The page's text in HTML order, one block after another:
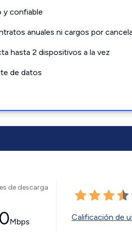
y confiable
anuales ni cargos por
hasta 2 dispositivos a la vez
de datos
de descarga
Mbps Calificación de